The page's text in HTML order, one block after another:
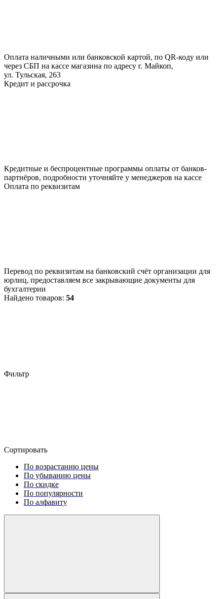
Оплата наличными или банковской картой, по QR-коду или
через СБП на кассе магазина по адресу г. Майкоп,
ул. Тульская, 263
Кредит и рассрочка
Кредитные и беспроцентные программы оплаты от банков-
партнёров, подробности уточняйте у менеджеров на кассе
Оплата по реквизитам
Перевод по реквизитам на банковский счёт организации для
юрлиц, предоставляем все закрывающие документы для
бухгалтерии
Найдено товаров: 54
Фильтр
Сортировать
По возрастанию цены
По убыванию цены
По скидке
По популярности
По алфавиту